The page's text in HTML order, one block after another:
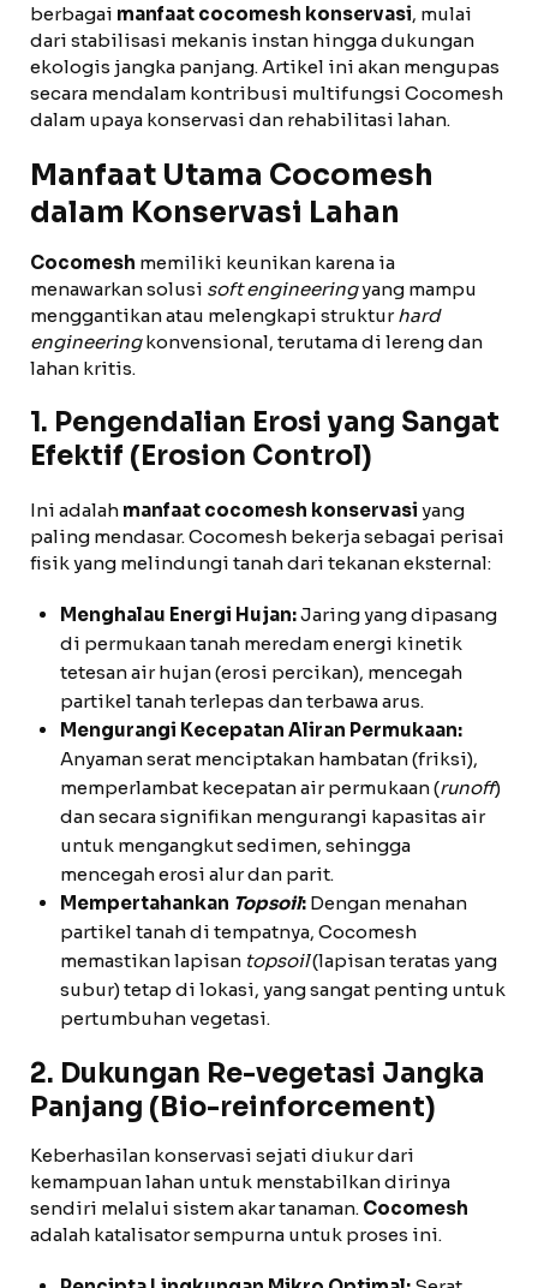
berbagai manfaat cocomesh konservasi, mulai
dari stabilisasi mekanis instan hingga dukungan
ekologis jangka panjang. Artikel ini akan mengupas
secara mendalam kontribusi multifungsi Cocomesh
dalam upaya konservasi dan rehabilitasi lahan.
Manfaat Utama Cocomesh
dalam Konservasi Lahan
Cocomesh memiliki keunikan karena ia
menawarkan solusi soft engineeringyang mampu
menggantikan atau melengkapi strukturhard
engineeringkonvensional, terutama di lereng dan
lahan kritis.
1. Pengendalian Erosi yang Sangat
Efektif (Erosion Control)
Ini adalah manfaat cocomesh konservasi yang
paling mendasar. Cocomesh bekerja sebagai perisai
fisik yang melindungi tanah dari tekanan eksternal:
Menghalau Energi Hujan:Jaring yang dipasang
di permukaan tanah meredam energi kinetik
tetesan air hujan (erosi percikan), mencegah
partikel tanah terlepas dan terbawa arus.
Mengurangi Kecepatan Aliran Permukaan:
Anyaman serat menciptakan hambatan (friksi),
memperlambat kecepatan air permukaan (runoff)
dan secara signifikan mengurangi kapasitas air
untuk mengangkut sedimen, sehingga
mencegah erosi alur dan parit.
Mempertahankan Topsoil: Dengan menahan
partikel tanah di tempatnya, Cocomesh
memastikan lapisan topsoil(lapisan teratas yang
subur) tetap di lokasi, yang sangat penting untuk
pertumbuhan vegetasi.
2. Dukungan Re-vegetasi Jangka
Panjang (Bio-reinforcement)
Keberhasilan konservasi sejati diukur dari
kemampuan lahan untuk menstabilkan dirinya
sendiri melalui sistem akar tanaman. Cocomesh
adalah katalisator sempurna untuk proses ini.